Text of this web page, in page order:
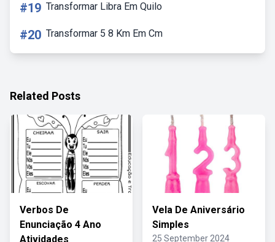
#19 Transformar Libra Em Quilo
#20 Transformar 5 8 Km Em Cm
Related Posts
Verbos De
Enunciação 4 Ano
Atividades
Vela De Aniversário
Simples
25 September 2024